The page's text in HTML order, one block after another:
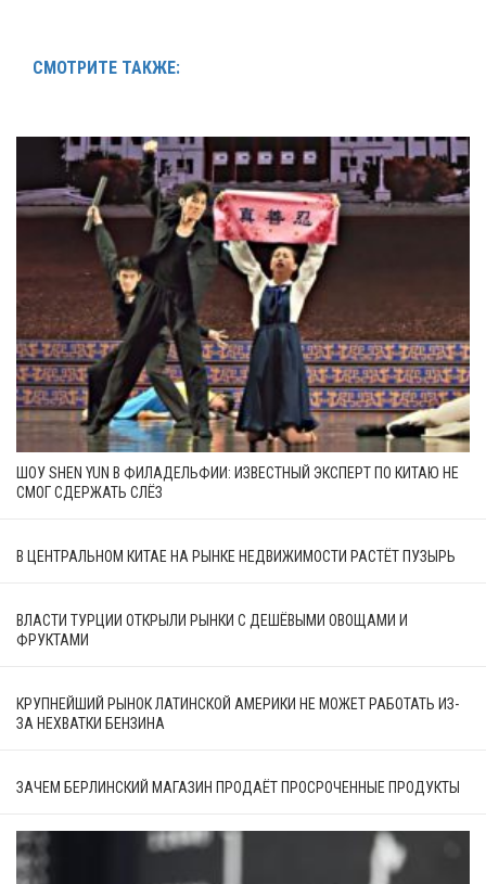
СМОТРИТЕ ТАКЖЕ:
ШОУ SHEN YUN В ФИЛАДЕЛЬФИИ: ИЗВЕСТНЫЙ ЭКСПЕРТ ПО КИТАЮ НЕ
СМОГ СДЕРЖАТЬ СЛЁЗ
В ЦЕНТРАЛЬНОМ КИТАЕ НА РЫНКЕ НЕДВИЖИМОСТИ РАСТЁТ ПУЗЫРЬ
ВЛАСТИ ТУРЦИИ ОТКРЫЛИ РЫНКИ С ДЕШЁВЫМИ ОВОЩАМИ И
ФРУКТАМИ
КРУПНЕЙШИЙ РЫНОК ЛАТИНСКОЙ АМЕРИКИ НЕ МОЖЕТ РАБОТАТЬ ИЗ-
ЗА НЕХВАТКИ БЕНЗИНА
ЗАЧЕМ БЕРЛИНСКИЙ МАГАЗИН ПРОДАЁТ ПРОСРОЧЕННЫЕ ПРОДУКТЫ